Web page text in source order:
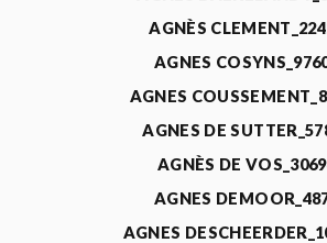
AGNÈS
AGNES
AGNES
AGNES DE
AGNÈS DE
AGNES
AGNES